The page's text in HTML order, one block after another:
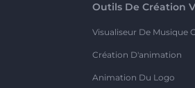
Outils De Création
Visualiseur De Musique
Création D'animation
Animation Du Logo